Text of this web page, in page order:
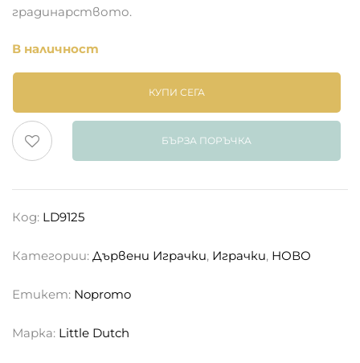
градинарството.
В наличност
КУПИ СЕГА
БЪРЗА ПОРЪЧКА
Код: LD9125
Категории: Дървени Играчки, Играчки, НОВО
Етикет: Nopromo
Марка: Little Dutch